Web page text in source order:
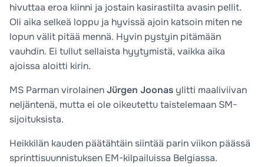
hivuttaa eroa kiinni ja jostain kasirastilta avasin pellit.
Oli aika selkeä loppu ja hyvissä ajoin katsoin miten ne
lopun välit pitää mennä. Hyvin pystyin pitämään
vauhdin. Ei tullut sellaista hyytymistä, vaikka aika
ajoissa aloitti kirin.
MS Parman virolainenJürgen Joonas ylitti maaliviivan
neljäntenä, mutta ei ole oikeutettu taistelemaan SM-
sijoituksista.
Heikkilän kauden päätähtäin siintää parin viikon päässä
sprinttisuunnistuksen EM-kilpailuissa Belgiassa.